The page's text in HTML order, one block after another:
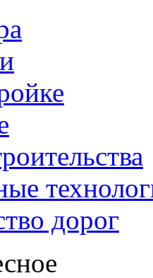
дорог